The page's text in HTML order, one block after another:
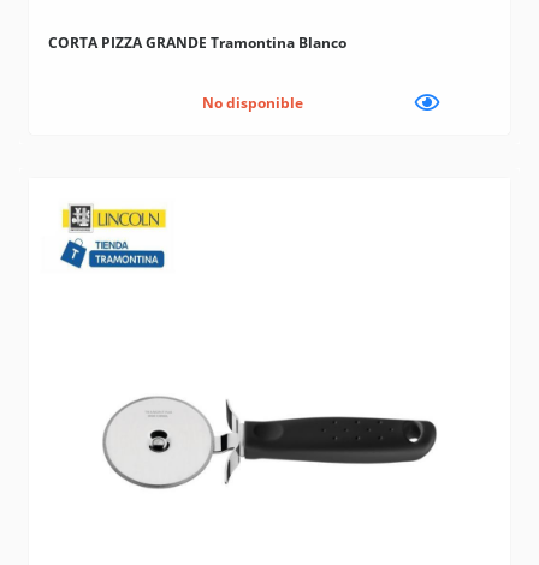
CORTA PIZZA GRANDE Tramontina Blanco
No disponible